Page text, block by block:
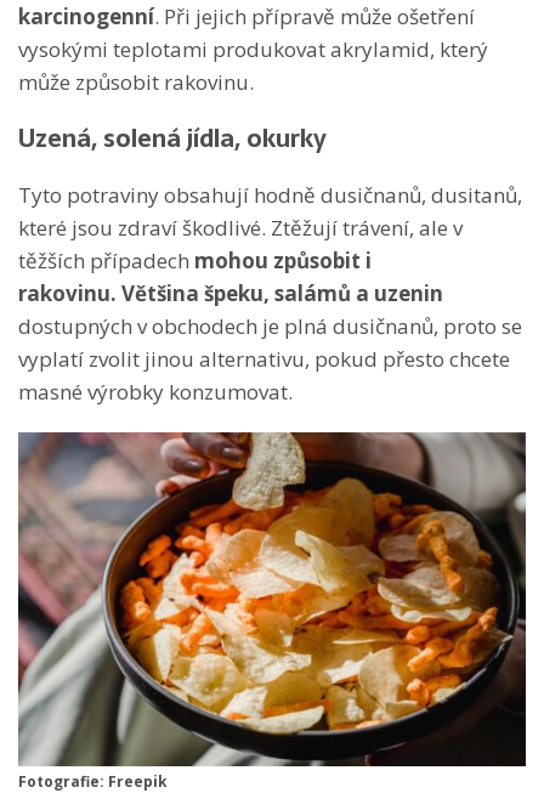
karcinogenní. Při jejich přípravě může ošetření
vysokými teplotami produkovat akrylamid, který
může způsobit rakovinu.
Uzená, solená jídla, okurky
Tyto potraviny obsahují hodně dusičnanů, dusitanů,
které jsou zdraví škodlivé. Ztěžují trávení, ale v
těžších případech mohou způsobit i
rakovinu. Většina špeku, salámů a uzenin
dostupných v obchodech je plná dusičnanů, proto se
vyplatí zvolit jinou alternativu, pokud přesto chcete
masné výrobky konzumovat.
Fotografie: Freepik